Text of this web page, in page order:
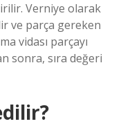
Verniye olarak
ve parça gereken
vidası parçayı
sonra, sıra değeri